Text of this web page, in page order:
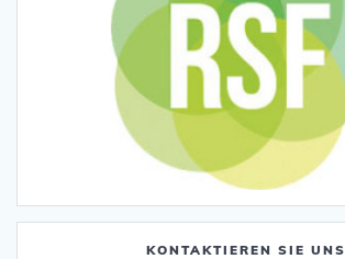
KONTAKTIEREN SIE UNS